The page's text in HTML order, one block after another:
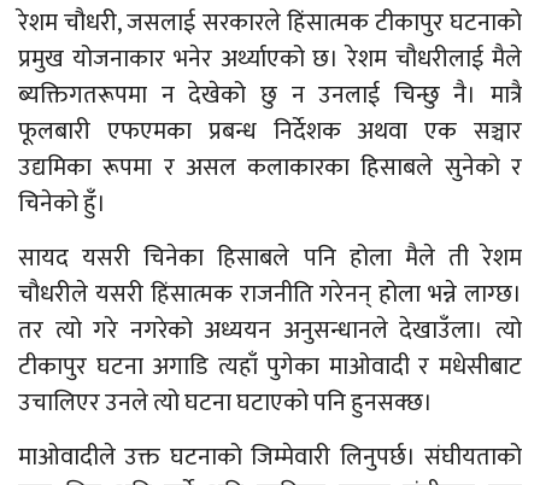
रेशम चौधरी, जसलाई सरकारले हिंसात्मक टीकापुर घटनाको
प्रमुख योजनाकार भनेर अर्थ्याएको छ। रेशम चौधरीलाई मैले
ब्यक्तिगतरूपमा न देखेको छु न उनलाई चिन्छु नै। मात्रै
फूलबारी एफएमका प्रबन्ध निर्देशक अथवा एक सञ्चार
उद्यमिका रूपमा र असल कलाकारका हिसाबले सुनेको र
चिनेको हुँ।
सायद यसरी चिनेका हिसाबले पनि होला मैले ती रेशम
चौधरीले यसरी हिंसात्मक राजनीति गरेनन् होला भन्ने लाग्छ।
तर त्यो गरे नगरेको अध्ययन अनुसन्धानले देखाउँला। त्यो
टीकापुर घटना अगाडि त्यहाँ पुगेका माओवादी र मधेसीबाट
उचालिएर उनले त्यो घटना घटाएको पनि हुनसक्छ।
माओवादीले उक्त घटनाको जिम्मेवारी लिनुपर्छ। संघीयताको